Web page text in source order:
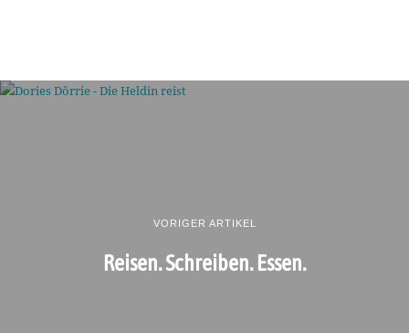
VORIGER ARTIKEL
Reisen. Schreiben. Essen.